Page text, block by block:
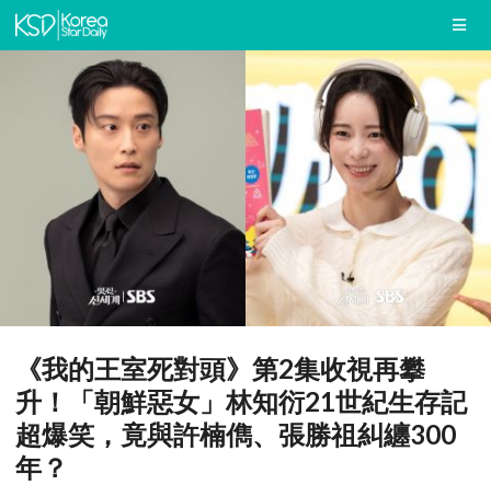
《我的王室死對頭》第2集收視再攀
升！「朝鮮惡女」林知衍21世紀生存記
超爆笑，竟與許楠儁、張勝祖糾纏300
年？